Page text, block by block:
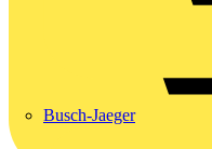
Busch-Jaeger